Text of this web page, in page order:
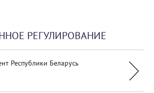
РЕГУЛИРОВАНИЕ
Республики Беларусь